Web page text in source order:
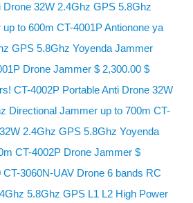
Drone 32W 2.4Ghz GPS 5.8Ghz
to 600m CT-4001P Antionone ya
GPS 5.8Ghz Yoyenda Jammer
Drone Jammer $ 2,300.00 $
CT-4002P Portable Anti Drone 32W
Directional Jammer up to 700m CT-
2.4Ghz GPS 5.8Ghz Yoyenda
CT-4002P Drone Jammer $
CT-3060N-UAV Drone 6 bands RC
5.8Ghz GPS L1 L2 High Power